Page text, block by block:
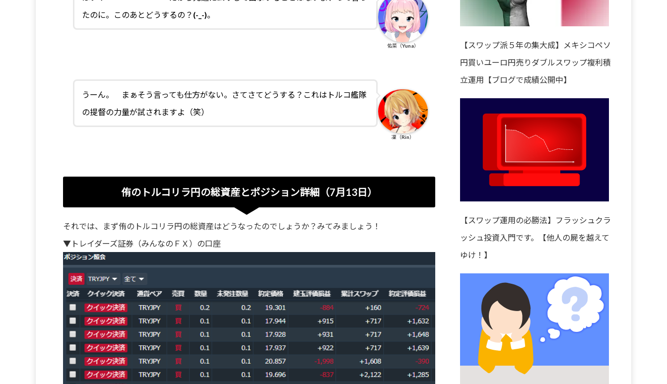
たのに。このあとどうするの？(-_-)。
佑菜（Yuna）
うーん。 まぁそう言っても仕方がない。さてさてどうする？これはトルコ艦隊
の提督の力量が試されますよ（笑）
凜（Rin）
侑のトルコリラ円の総資産とポジション詳細（7月13日）
それでは、まず侑のトルコリラ円の総資産はどうなったのでしょうか？みてみましょう！
▼トレイダーズ証券（みんなのＦＸ）の口座
【スワップ派５年の集大成】メキシコペソ
円買いユーロ円売りダブルスワップ複利積
立運用【ブログで成績公開中】
【スワップ運用の必勝法】フラッシュクラ
ッシュ投資入門です。【他人の屍を越えて
ゆけ！】